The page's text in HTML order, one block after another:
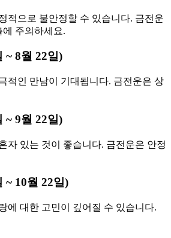
적으로 불안정할 수 있습니다. 금전운
주의하세요.
~ 8월 22일)
적인 만남이 기대됩니다. 금전운은 상
~ 9월 22일)
자 있는 것이 좋습니다. 금전운은 안정
~ 10월 22일)
에 대한 고민이 깊어질 수 있습니다.